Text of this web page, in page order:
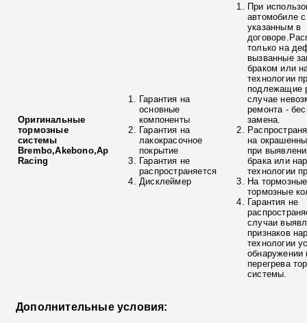
Оригинальные
тормозные
системы
Brembo,Akebono,Ap
Racing
Гарантия на
основные
компоненты
Гарантия на
лакокрасочное
покрытие
Гарантия не
распространяется
Дисклеймер
При
автомобиле
указанным в
только на
вызванные
браком или
технологии
подлежащие
случае
ремонта -
замена.
на
при
брака или
технологии
На
тормозные
Гарантия не
случаи
признаков
технологии
обнаружении
перегрева
системы.
Дополнительные условия: